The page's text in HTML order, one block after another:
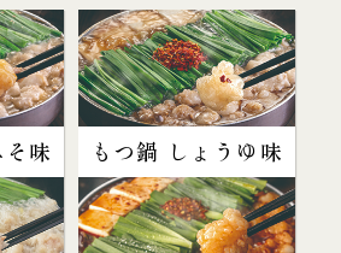
味 もつ鍋 しょうゆ味